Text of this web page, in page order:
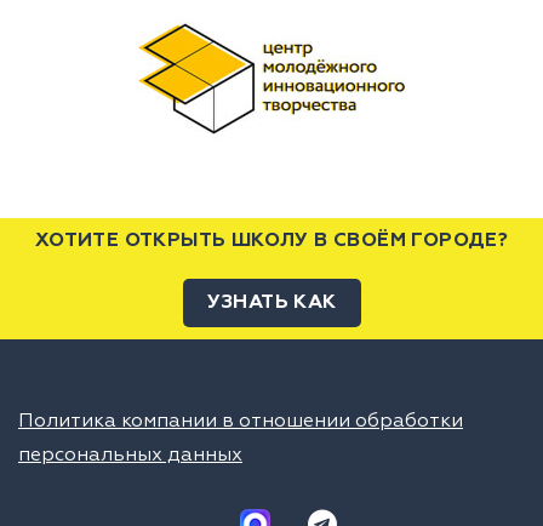
ХОТИТЕ ОТКРЫТЬ ШКОЛУ В СВОЁМ ГОРОДЕ?
УЗНАТЬ КАК
Политика компании в отношении обработки
персональных данных